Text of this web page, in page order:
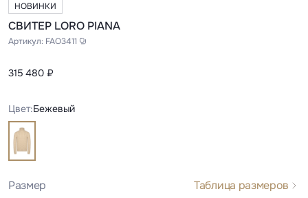
НОВИНКИ
СВИТЕР LORO PIANA
Артикул: FAO3411
315 480 ₽
Цвет:Бежевый
Размер Таблица размеров